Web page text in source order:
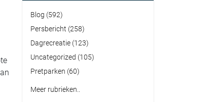
Blog (592)
Persbericht (258)
Dagrecreatie (123)
Uncategorized (105)
Pretparken (60)
Meer rubrieken..